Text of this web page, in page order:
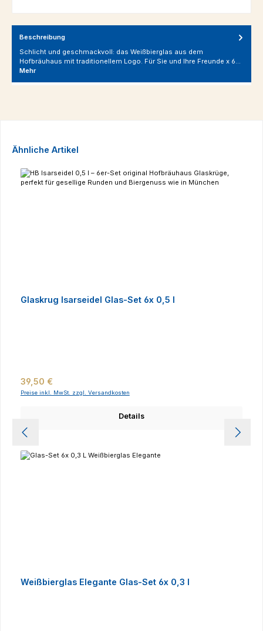
Beschreibung
Schlicht und geschmackvoll: das Weißbierglas aus dem
Hofbräuhaus mit traditionellem Logo. Für Sie und Ihre Freunde x 6…
Mehr
Produktgalerie überspringen
Ähnliche Artikel
Glaskrug Isarseidel Glas-Set 6x 0,5 l
Regulärer Preis:
39,50 €
Preise inkl. MwSt. zzgl. Versandkosten
Details
Weißbierglas Elegante Glas-Set 6x 0,3 l